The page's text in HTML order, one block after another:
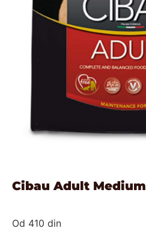
Cibau Adult Medium
Od 410 din